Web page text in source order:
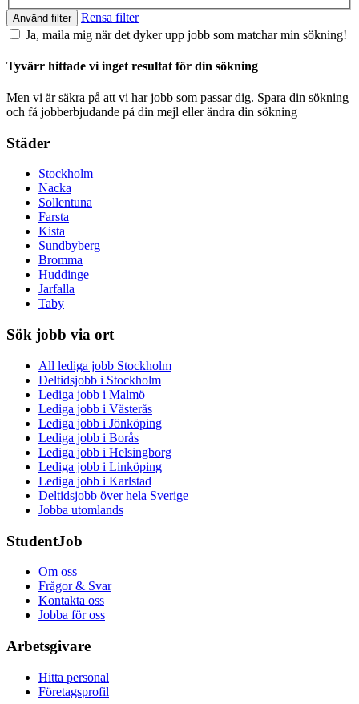
Använd filter
Rensa filter
Ja, maila mig när det dyker upp jobb som matchar min sökning!
Tyvärr hittade vi inget resultat för din sökning
Men vi är säkra på att vi har jobb som passar dig. Spara din sökning
och få jobberbjudande på din mejl eller ändra din sökning
Städer
Stockholm
Nacka
Sollentuna
Farsta
Kista
Sundbyberg
Bromma
Huddinge
Jarfalla
Taby
Sök jobb via ort
All lediga jobb Stockholm
Deltidsjobb i Stockholm
Lediga jobb i Malmö
Lediga jobb i Västerås
Lediga jobb i Jönköping
Lediga jobb i Borås
Lediga jobb i Helsingborg
Lediga jobb i Linköping
Lediga jobb i Karlstad
Deltidsjobb över hela Sverige
Jobba utomlands
StudentJob
Om oss
Frågor & Svar
Kontakta oss
Jobba för oss
Arbetsgivare
Hitta personal
Företagsprofil